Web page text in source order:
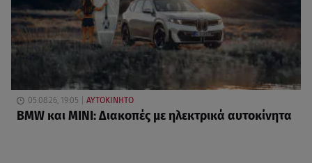
05.08.26, 19:05 ΑΥΤΟΚΙΝΗΤΟ
BMW και MINI: Διακοπές με ηλεκτρικά αυτοκίνητα